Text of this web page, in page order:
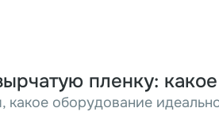
пленку:
какое оборудование